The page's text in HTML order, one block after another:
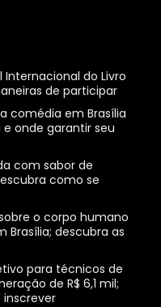
Internacional do Livro
de participar
comédia em Brasília
onde garantir seu
com sabor de
como se
o corpo humano
Brasília; descubra as
para técnicos de
de R$ 6,1 mil;